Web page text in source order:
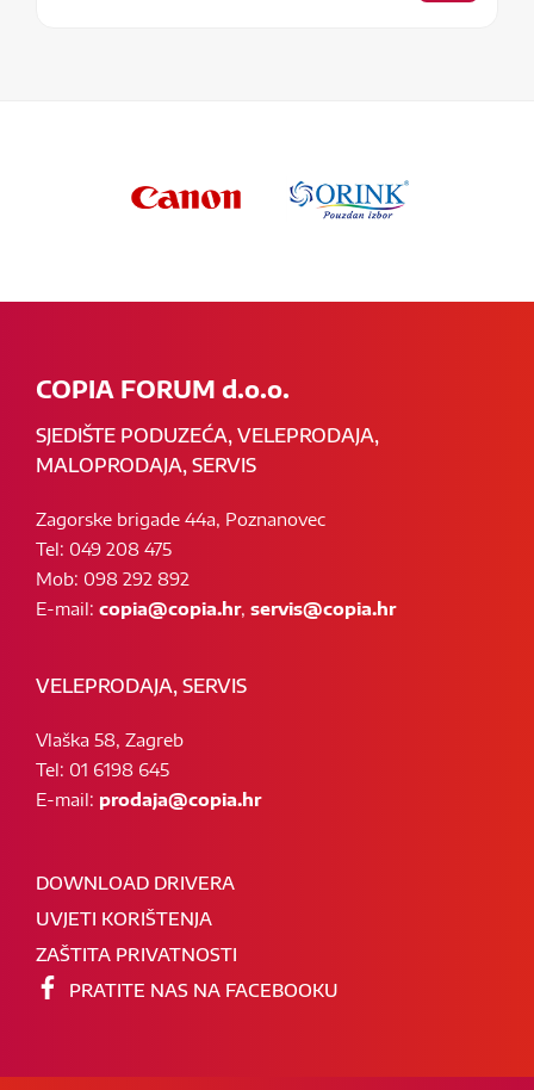
COPIA FORUM d.o.o.
SJEDIŠTE PODUZEĆA, VELEPRODAJA,
MALOPRODAJA, SERVIS
Zagorske brigade 44a, Poznanovec
Tel: 049 208 475
Mob: 098 292 892
E-mail: copia@copia.hr, servis@copia.hr
VELEPRODAJA, SERVIS
Vlaška 58, Zagreb
Tel: 01 6198 645
E-mail: prodaja@copia.hr
DOWNLOAD DRIVERA
UVJETI KORIŠTENJA
ZAŠTITA PRIVATNOSTI
PRATITE NAS NA FACEBOOKU